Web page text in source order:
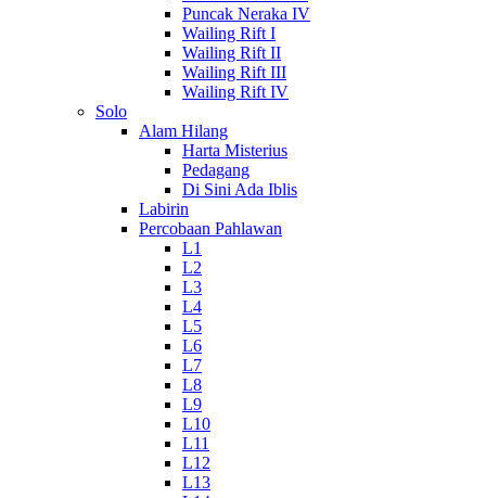
Puncak Neraka IV
Wailing Rift I
Wailing Rift II
Wailing Rift III
Wailing Rift IV
Solo
Alam Hilang
Harta Misterius
Pedagang
Di Sini Ada Iblis
Labirin
Percobaan Pahlawan
L1
L2
L3
L4
L5
L6
L7
L8
L9
L10
L11
L12
L13